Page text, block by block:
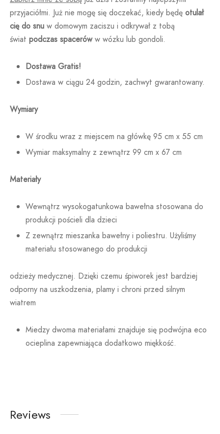
przyjaciółmi. Już nie mogę się doczekać, kiedy będę otulał
cię do snu w domowym zaciszu i odkrywał z tobą
świat podczas spaceróww wózku lub gondoli.
Dostawa Gratis!
Dostawa w ciągu 24 godzin, zachwyt gwarantowany.
Wymiary
W środku wraz z miejscem na główkę 95 cm x 55 cm
Wymiar maksymalny z zewnątrz 99 cm x 67 cm
Materiały
Wewnątrz wysokogatunkowa bawełna stosowana do
produkcji pościeli dla dzieci
Z zewnątrz mieszanka bawełny i poliestru. Użyliśmy
materiału stosowanego do produkcji
odzieży medycznej. Dzięki czemu śpiworek jest bardziej
odporny na uszkodzenia, plamy i chroni przed silnym
wiatrem
Miedzy dwoma materiałami znajduje się podwójna eco
ocieplina zapewniająca dodatkowo miękkość.
Reviews